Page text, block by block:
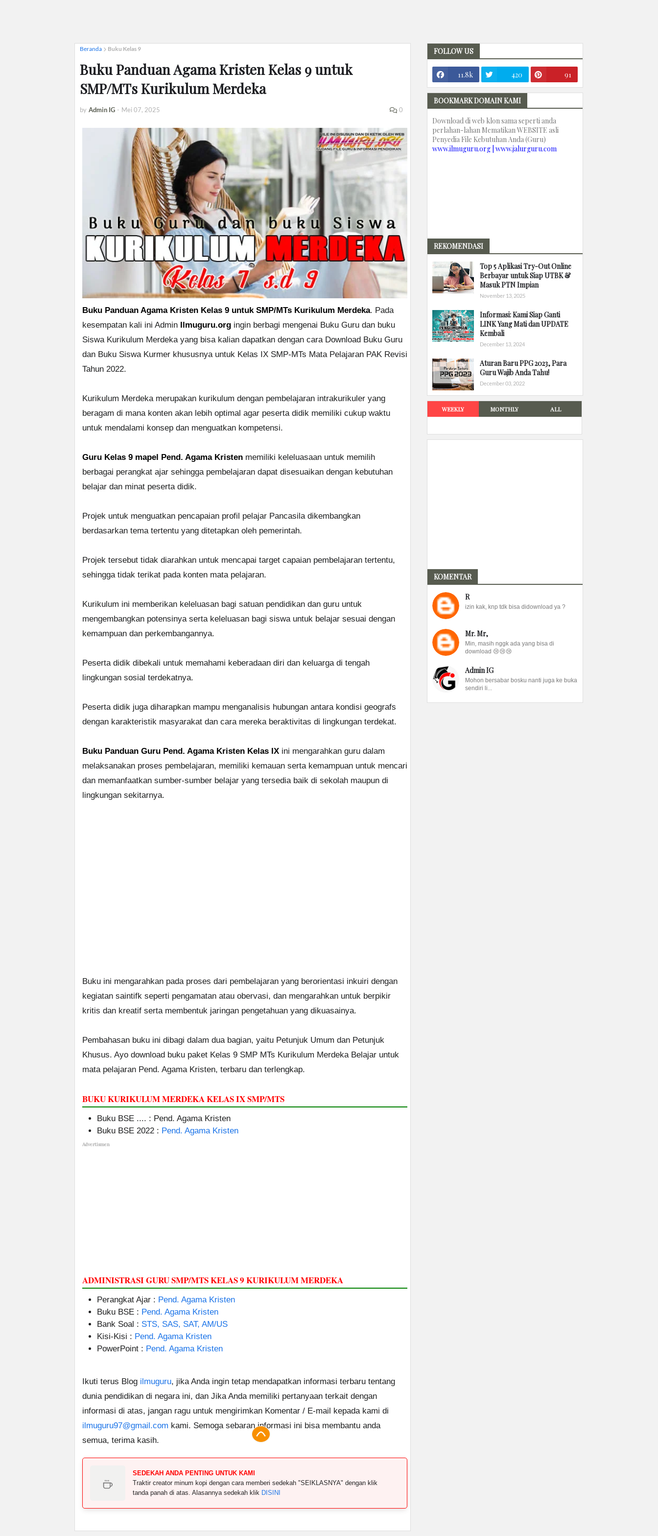
Beranda Buku Kelas 9
Buku Panduan Agama Kristen Kelas 9 untuk
SMP/MTs Kurikulum Merdeka
by Admin IG - Mei 07, 2025 0
Buku Panduan Agama Kristen Kelas 9 untuk SMP/MTs Kurikulum Merdeka. Pada
kesempatan kali ini Admin Ilmuguru.org ingin berbagi mengenai Buku Guru dan buku
Siswa Kurikulum Merdeka yang bisa kalian dapatkan dengan cara Download Buku Guru
dan Buku Siswa Kurmer khususnya untuk Kelas IX SMP-MTs Mata Pelajaran PAK Revisi
Tahun 2022.
Kurikulum Merdeka merupakan kurikulum dengan pembelajaran intrakurikuler yang
beragam di mana konten akan lebih optimal agar peserta didik memiliki cukup waktu
untuk mendalami konsep dan menguatkan kompetensi.
Guru Kelas 9 mapel Pend. Agama Kristen memiliki keleluasaan untuk memilih
berbagai perangkat ajar sehingga pembelajaran dapat disesuaikan dengan kebutuhan
belajar dan minat peserta didik.
Projek untuk menguatkan pencapaian profil pelajar Pancasila dikembangkan
berdasarkan tema tertentu yang ditetapkan oleh pemerintah.
Projek tersebut tidak diarahkan untuk mencapai target capaian pembelajaran tertentu,
sehingga tidak terikat pada konten mata pelajaran.
Kurikulum ini memberikan keleluasan bagi satuan pendidikan dan guru untuk
mengembangkan potensinya serta keleluasan bagi siswa untuk belajar sesuai dengan
kemampuan dan perkembangannya.
Peserta didik dibekali untuk memahami keberadaan diri dan keluarga di tengah
lingkungan sosial terdekatnya.
Peserta didik juga diharapkan mampu menganalisis hubungan antara kondisi geografs
dengan karakteristik masyarakat dan cara mereka beraktivitas di lingkungan terdekat.
Buku Panduan Guru Pend. Agama Kristen Kelas IX ini mengarahkan guru dalam
melaksanakan proses pembelajaran, memiliki kemauan serta kemampuan untuk mencari
dan memanfaatkan sumber-sumber belajar yang tersedia baik di sekolah maupun di
lingkungan sekitarnya.
Buku ini mengarahkan pada proses dari pembelajaran yang berorientasi inkuiri dengan
kegiatan saintifk seperti pengamatan atau obervasi, dan mengarahkan untuk berpikir
kritis dan kreatif serta membentuk jaringan pengetahuan yang dikuasainya.
Pembahasan buku ini dibagi dalam dua bagian, yaitu Petunjuk Umum dan Petunjuk
Khusus. Ayo download buku paket Kelas 9 SMP MTs Kurikulum Merdeka Belajar untuk
mata pelajaran Pend. Agama Kristen, terbaru dan terlengkap.
BUKU KURIKULUM MERDEKA KELAS IX SMP/MTS
Buku BSE .... : Pend. Agama Kristen
Buku BSE 2022 : Pend. Agama Kristen
Advertismen
ADMINISTRASI GURU SMP/MTS KELAS 9 KURIKULUM MERDEKA
Perangkat Ajar : Pend. Agama Kristen
Buku BSE : Pend. Agama Kristen
Bank Soal : STS, SAS, SAT, AM/US
Kisi-Kisi : Pend. Agama Kristen
PowerPoint : Pend. Agama Kristen
Ikuti terus Blog ilmuguru, jika Anda ingin tetap mendapatkan informasi terbaru tentang
dunia pendidikan di negara ini, dan Jika Anda memiliki pertanyaan terkait dengan
informasi di atas, jangan ragu untuk mengirimkan Komentar / E-mail kepada kami di
ilmuguru97@gmail.com kami. Semoga sebaran informasi ini bisa membantu anda
semua, terima kasih.
SEDEKAH ANDA PENTING UNTUK KAMI
Traktir creator minum kopi dengan cara memberi sedekah "SEIKLASNYA" dengan klik
tanda panah di atas. Alasannya sedekah klik DISINI
FOLLOW US
11.8k 420 91
BOOKMARK DOMAIN KAMI
Download di web klon sama seperti anda
perlahan-lahan Mematikan WEBSITE asli
Penyedia File Kebutuhan Anda (Guru)
www.ilmuguru.org | www.jalurguru.com
REKOMENDASI
Top 5 Aplikasi Try-Out Online
Berbayar untuk Siap UTBK &
Masuk PTN Impian
November 13, 2025
Informasi: Kami Siap Ganti
LINK Yang Mati dan UPDATE
Kembali
December 13, 2024
Aturan Baru PPG 2023, Para
Guru Wajib Anda Tahu!
December 03, 2022
WEEKLY MONTHLY ALL
KOMENTAR
R
izin kak, knp tdk bisa didownload ya ?
Mr. Mr,
Min, masih nggk ada yang bisa di
download 😢😢😢
Admin IG
Mohon bersabar bosku nanti juga ke buka
sendiri li...